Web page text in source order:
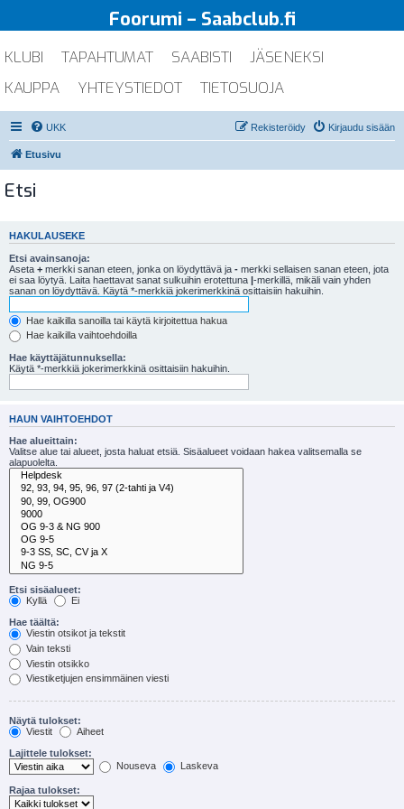
Foorumi – Saabclub.fi
KLUBI TAPAHTUMAT SAABISTI
JÄSENEKSI
KAUPPA
YHTEYSTIEDOT TIETOSUOJA
UKK Kirjaudu sisään
Rekisteröidy
Etusivu
Etsi
HAKULAUSEKE
Etsi avainsanoja:
Aseta + merkki sanan eteen, jonka on löydyttävä ja - merkki sellaisen sanan eteen, jota
ei saa löytyä. Laita haettavat sanat sulkuihin erotettuna |-merkillä, mikäli vain yhden
sanan on löydyttävä. Käytä *-merkkiä jokerimerkkinä osittaisiin hakuihin.
Hae kaikilla sanoilla tai käytä kirjoitettua hakua
Hae kaikilla vaihtoehdoilla
Hae käyttäjätunnuksella:
Käytä *-merkkiä jokerimerkkinä osittaisiin hakuihin.
HAUN VAIHTOEHDOT
Hae alueittain:
Valitse alue tai alueet, josta haluat etsiä. Sisäalueet voidaan hakea valitsemalla se
alapuolelta.
Etsi sisäalueet:
Kyllä
Ei
Hae täältä:
Viestin otsikot ja tekstit
Vain teksti
Viestin otsikko
Viestiketjujen ensimmäinen viesti
Näytä tulokset:
Viestit
Aiheet
Lajittele tulokset:
Nouseva
Laskeva
Rajaa tulokset: